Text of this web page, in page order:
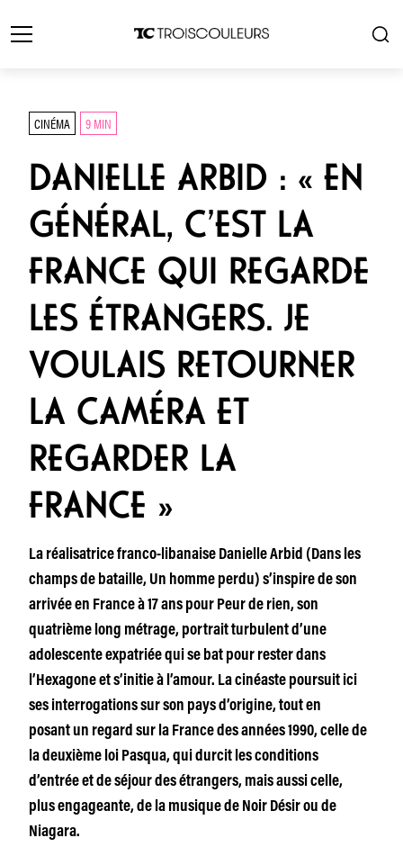
CINÉMA 9 MIN
DANIELLE ARBID : « EN
GÉNÉRAL, C’EST LA
FRANCE QUI REGARDE
LES ÉTRANGERS. JE
VOULAIS RETOURNER
LA CAMÉRA ET
REGARDER LA
FRANCE »
La réalisatrice franco-libanaise Danielle Arbid (Dans les
champs de bataille, Un homme perdu) s’inspire de son
arrivée en France à 17 ans pour Peur de rien, son
quatrième long métrage, portrait turbulent d’une
adolescente expatriée qui se bat pour rester dans
l’Hexagone et s’initie à l’amour. La cinéaste poursuit ici
ses interrogations sur son pays d’origine, tout en
posant un regard sur la France des années 1990, celle de
la deuxième loi Pasqua, qui durcit les conditions
d’entrée et de séjour des étrangers, mais aussi celle,
plus engageante, de la musique de Noir Désir ou de
Niagara.